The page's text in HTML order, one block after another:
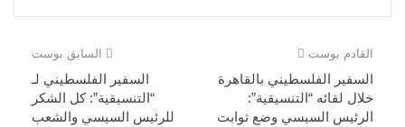
السابق بوست
السفير الفلسطيني لـ
“التنسيقية”: كل الشكر
للرئيس السيسي والشعب
القادم بوست
السفير الفلسطيني بالقاهرة
خلال لقائه “التنسيقية”:
الرئيس السيسي وضع ثوابت